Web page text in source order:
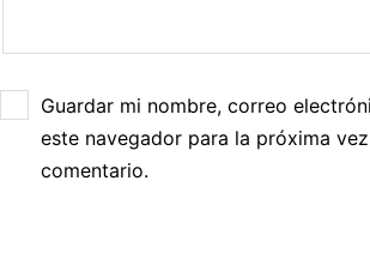
Guardar mi nombre, correo
este navegador para la próxima
comentario.